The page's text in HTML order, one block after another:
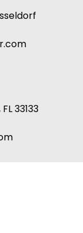
33133